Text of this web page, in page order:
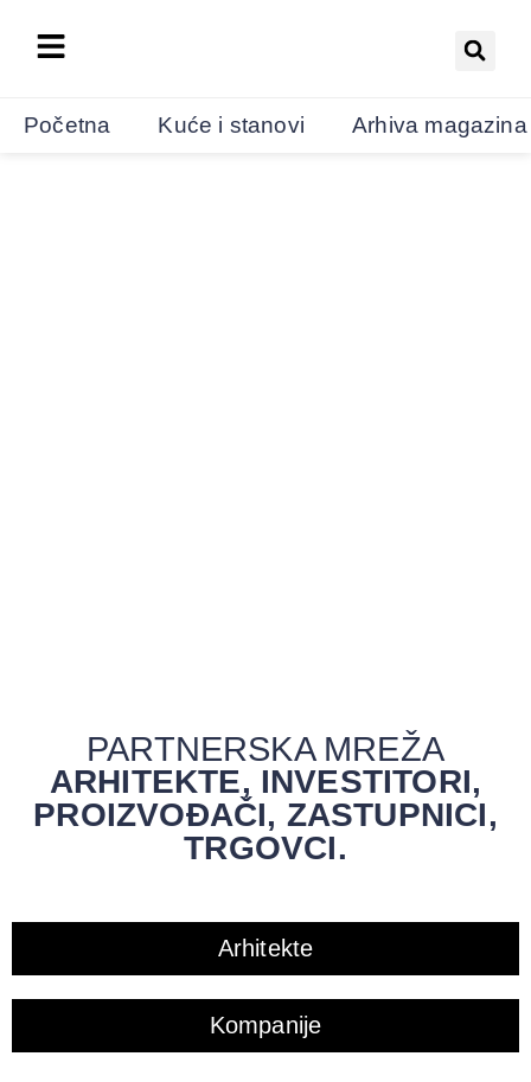
Početna Kuće i stanovi Arhiva magazina
PARTNERSKA MREŽA
ARHITEKTE, INVESTITORI,
PROIZVOĐAČI, ZASTUPNICI,
TRGOVCI.
Arhitekte
Kompanije